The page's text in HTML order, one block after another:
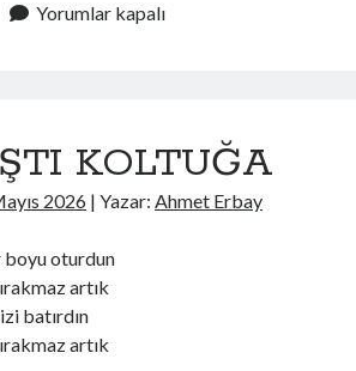
Yorumlar kapalı
KOLTUĞA
2026 | Yazar: Ahmet Erbay
boyu oturdun
artık
batırdın
artık